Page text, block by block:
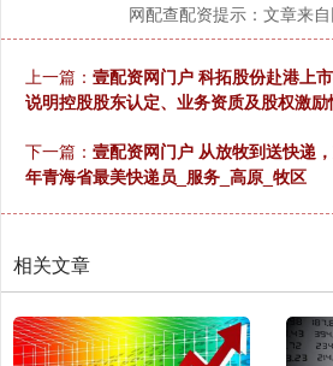
网配查配资提示：文章来
上一篇： 壹配资网门户 科拓股份赴港上
说明控股股东认定、业务资质及股权激励
下一篇： 壹配资网门户 从放牧到送快递
年青海省最美快递员_服务_高原_牧区
相关文章